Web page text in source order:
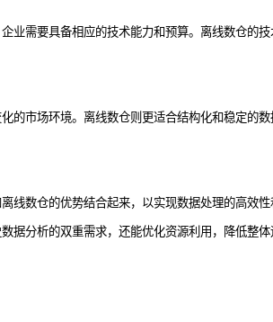
需要具备相应的技术能力和预算。离线数仓的
市场环境。离线数仓则更适合结构化和稳定的
数仓的优势结合起来，以实现数据处理的高效
分析的双重需求，还能优化资源利用，降低整